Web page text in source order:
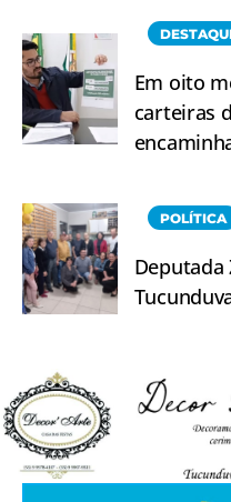
Em oito
carteiras
POLÍTICA
Deputada